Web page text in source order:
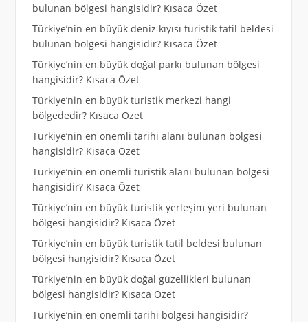
bulunan bölgesi hangisidir? Kısaca Özet
Türkiye’nin en büyük deniz kıyısı turistik tatil beldesi
bulunan bölgesi hangisidir? Kısaca Özet
Türkiye’nin en büyük doğal parkı bulunan bölgesi
hangisidir? Kısaca Özet
Türkiye’nin en büyük turistik merkezi hangi
bölgededir? Kısaca Özet
Türkiye’nin en önemli tarihi alanı bulunan bölgesi
hangisidir? Kısaca Özet
Türkiye’nin en önemli turistik alanı bulunan bölgesi
hangisidir? Kısaca Özet
Türkiye’nin en büyük turistik yerleşim yeri bulunan
bölgesi hangisidir? Kısaca Özet
Türkiye’nin en büyük turistik tatil beldesi bulunan
bölgesi hangisidir? Kısaca Özet
Türkiye’nin en büyük doğal güzellikleri bulunan
bölgesi hangisidir? Kısaca Özet
Türkiye’nin en önemli tarihi bölgesi hangisidir?